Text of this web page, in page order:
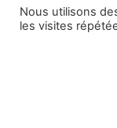
Nous utilisons
les visites